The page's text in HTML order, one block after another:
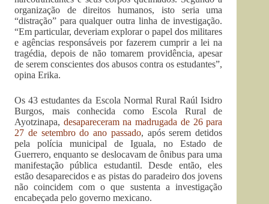
organização de direitos humanos, isto seria uma
“distração” para qualquer outra linha de investigação.
“Em particular, deveriam explorar o papel dos militares
e agências responsáveis por fazerem cumprir a lei na
tragédia, depois de não tomarem providência, apesar
de serem conscientes dos abusos contra os estudantes”,
opina Erika.
Os 43 estudantes da Escola Normal Rural Raúl Isidro
Burgos, mais conhecida como Escola Rural de
Ayotzinapa, desapareceram na madrugada de 26 para
27 de setembro do ano passado, após serem detidos
pela polícia municipal de Iguala, no Estado de
Guerrero, enquanto se deslocavam de ônibus para uma
manifestação pública estudantil. Desde então, eles
estão desaparecidos e as pistas do paradeiro dos jovens
não coincidem com o que sustenta a investigação
encabeçada pelo governo mexicano.